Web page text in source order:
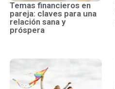
Temas financieros en
pareja: claves para una
relación sana y
próspera